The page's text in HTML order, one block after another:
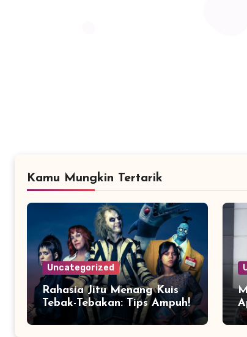
Kamu Mungkin Tertarik
Uncategorized
Rahasia Jitu Menang Kuis
Tebak-Tebakan: Tips Ampuh!